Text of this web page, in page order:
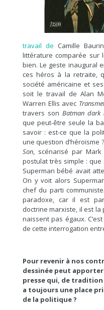
travail deCamille Baurin,
littérature comparée sur
bien. Le geste inaugural
ces héros à la retraite,
société américaine et
soit le travail de Alan
Warren Ellis avec
travers son Batman dark
que peut-être seule la
savoir : est-ce que la
une question d’héroïsme
Son, scénarisé par Mark
postulat très simple :
Superman bébé avait
On y voit alors
chef du parti
paradoxe, car il est
doctrine marxiste, il est
naissent pas égaux.
de cette interrogation
Pour revenir à nos
dessinée peut
presse qui, de tradition
a toujours une place
de la politique ?